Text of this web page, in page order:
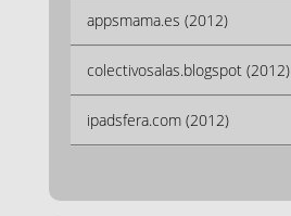
appsmama.es (2012)
colectivosalas.blogspot (2012)
ipadsfera.com (2012)